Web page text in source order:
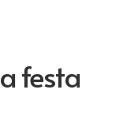
festa